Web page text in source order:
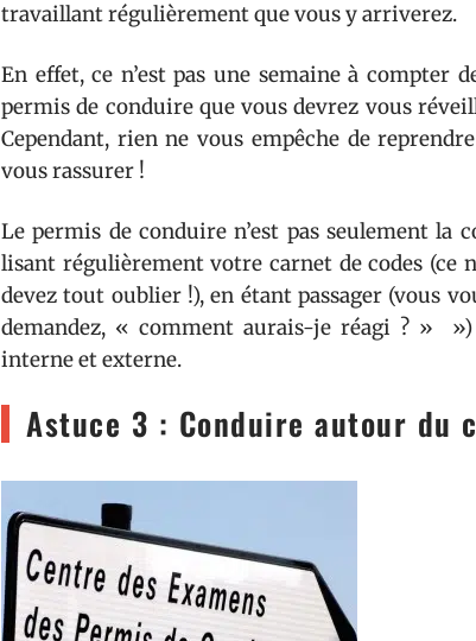
travaillant régulièrement que vous y arriverez.
En effet, ce n’est pas une semaine à compter
permis de conduire que vous devrez vous
Cependant, rien ne vous empêche de
vous rassurer !
Le permis de conduire n’est pas seulement la
lisant régulièrement votre carnet de codes (ce
devez tout oublier !), en étant passager (vous
demandez, « comment aurais-je réagi ? »
interne et externe.
Astuce 3 : Conduire autour du